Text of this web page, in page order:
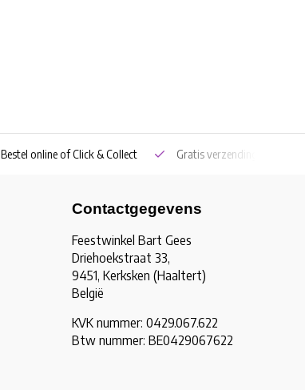
Bestel online of Click & Collect Gratis verzending vanaf
Contactgegevens
Feestwinkel Bart Gees
Driehoekstraat 33,
9451, Kerksken (Haaltert)
België
KVK nummer: 0429.067.622
Btw nummer: BE0429067622